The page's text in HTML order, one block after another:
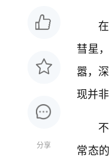
分享
彗星
嚣，
现并
常态